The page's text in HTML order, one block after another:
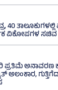
40
ವಿಕೋಪಗಳ
ಪ್ರತಿಮೆ
ಅಲಂಕಾರ,